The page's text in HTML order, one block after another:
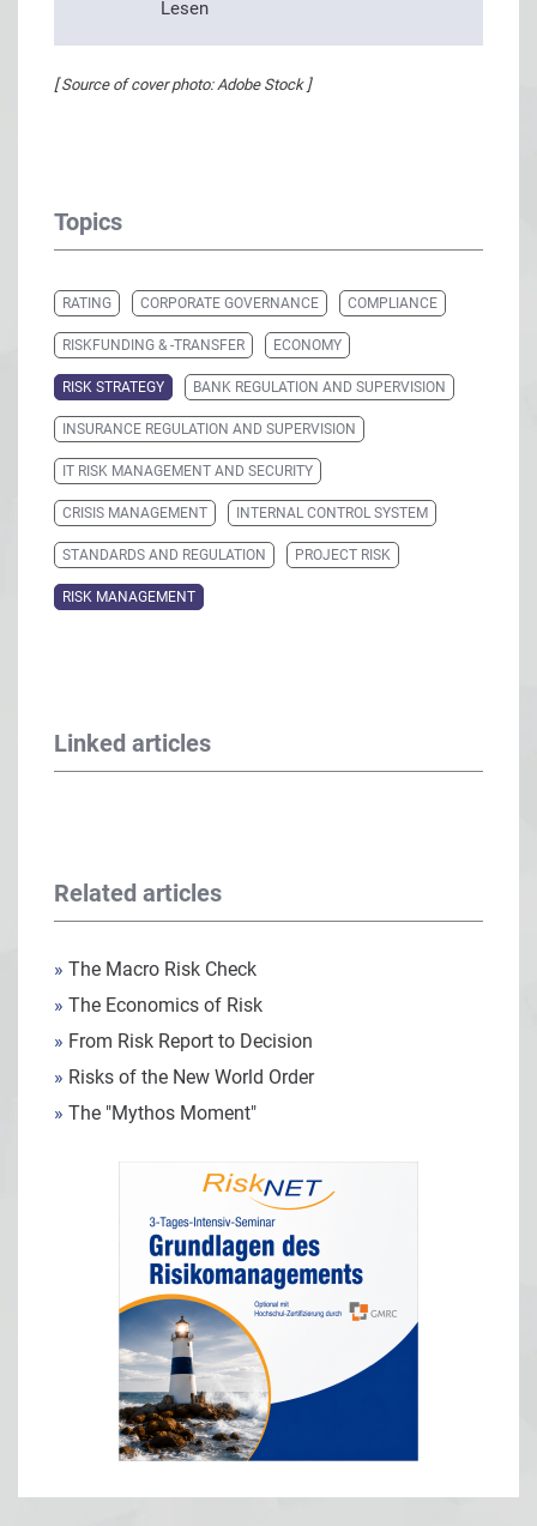
Lesen
[ Source of cover photo: Adobe Stock ]
Topics
RATING CORPORATE GOVERNANCE COMPLIANCE
RISKFUNDING & -TRANSFER ECONOMY
RISK STRATEGY BANK REGULATION AND SUPERVISION
INSURANCE REGULATION AND SUPERVISION
IT RISK MANAGEMENT AND SECURITY
CRISIS MANAGEMENT INTERNAL CONTROL SYSTEM
STANDARDS AND REGULATION PROJECT RISK
RISK MANAGEMENT
Linked articles
Related articles
» The Macro Risk Check
» The Economics of Risk
» From Risk Report to Decision
» Risks of the New World Order
» The "Mythos Moment"